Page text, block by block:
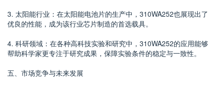
3. 太阳能行业：在太阳能电池片的生产中，310WA252也展现出了
优良的性能，成为该行业芯片制造的首选载具。
4. 科研领域：在各种高科技实验和研究中，310WA252的应用能够
帮助科学家更专注于研究成果，保障实验条件的稳定与一致性。
五、市场竞争与未来发展